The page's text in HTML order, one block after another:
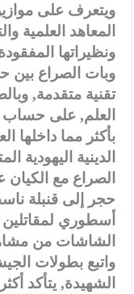
ويتعرف على
المعاهد العلمية
ونظيراتها
وبات الصراع بين
تقنية متقدمة,
العلم, على حساب
بأكثر مما داخلها
الدينية
الصراع مع
حجر إلى قنبلة
أسطوري لمقاتلين
الشاشات من
واتبع بطولات
الشهيدة, يتأكد